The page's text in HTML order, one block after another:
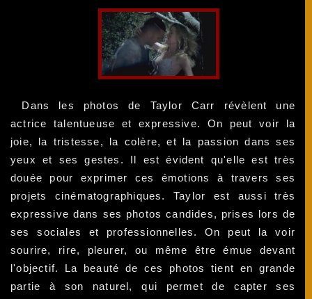
Dans les photos de Taylor Carr révèlent une
actrice talentueuse et expressive. On peut voir la
joie, la tristesse, la colère, et la passion dans ses
yeux et ses gestes. Il est évident qu'elle est très
douée pour exprimer ces émotions à travers ses
projets cinématographiques. Taylor est aussi très
expressive dans ses photos candides, prises lors de
ses sociales et professionnelles. On peut la voir
sourire, rire, pleurer, ou même être émue devant
l'objectif. La beauté de ces photos tient en grande
partie à son naturel, qui permet de capter ses